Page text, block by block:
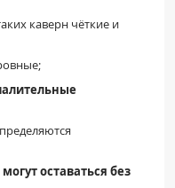
каверн чёткие и
оставаться без